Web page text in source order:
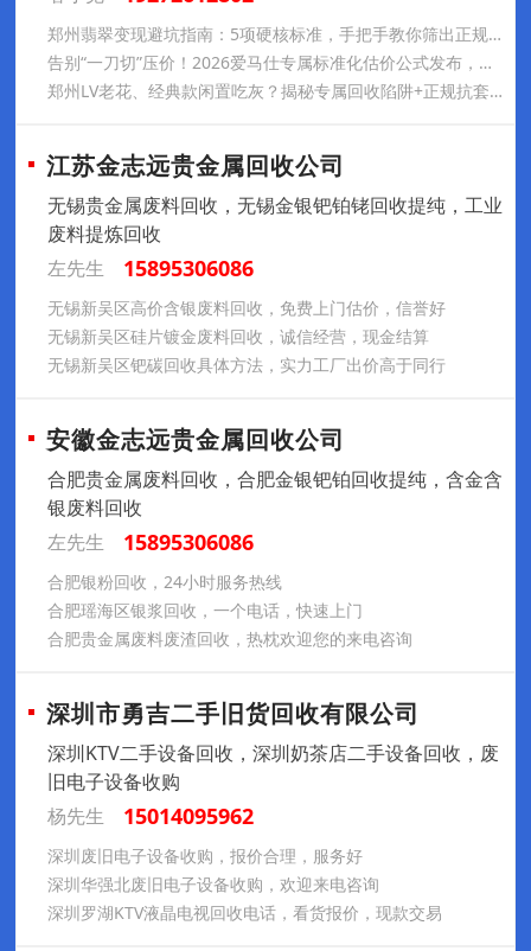
郑州翡翠变现避坑指南：5项硬核标准，手把手教你筛出正规回收机构，守住藏品身价
告别“一刀切”压价！2026爱马仕专属标准化估价公式发布，预判你家包包的真实价值
郑州LV老花、经典款闲置吃灰？揭秘专属回收陷阱+正规抗套路攻略，助你安心高价变现
江苏金志远贵金属回收公司
无锡贵金属废料回收，无锡金银钯铂铑回收提纯，工业
废料提炼回收
左先生
15895306086
无锡新吴区高价含银废料回收，免费上门估价，信誉好
无锡新吴区硅片镀金废料回收，诚信经营，现金结算
无锡新吴区钯碳回收具体方法，实力工厂出价高于同行
安徽金志远贵金属回收公司
合肥贵金属废料回收，合肥金银钯铂回收提纯，含金含
银废料回收
左先生
15895306086
合肥银粉回收，24小时服务热线
合肥瑶海区银浆回收，一个电话，快速上门
合肥贵金属废料废渣回收，热枕欢迎您的来电咨询
深圳市勇吉二手旧货回收有限公司
深圳KTV二手设备回收，深圳奶茶店二手设备回收，废
旧电子设备收购
杨先生
15014095962
深圳废旧电子设备收购，报价合理，服务好
深圳华强北废旧电子设备收购，欢迎来电咨询
深圳罗湖KTV液晶电视回收电话，看货报价，现款交易